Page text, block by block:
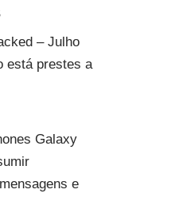
– Julho
está prestes a
Galaxy
e